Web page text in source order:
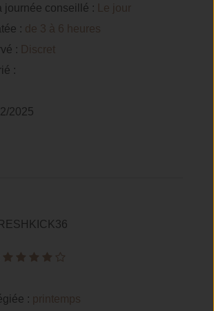
journée conseillé :
Le jour
: de 3 à 6 heures
: Discret
:
2025
: printemps